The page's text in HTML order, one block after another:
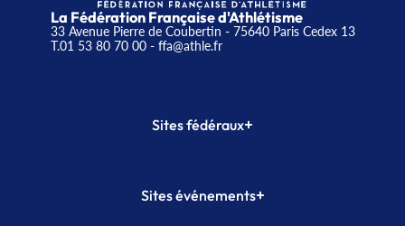
La Fédération Française d'Athlétisme
33 Avenue Pierre de Coubertin - 75640 Paris Cedex 13
T.01 53 80 70 00- ffa@athle.fr
Sites fédéraux+
Plateforme Formation
Sites événements+